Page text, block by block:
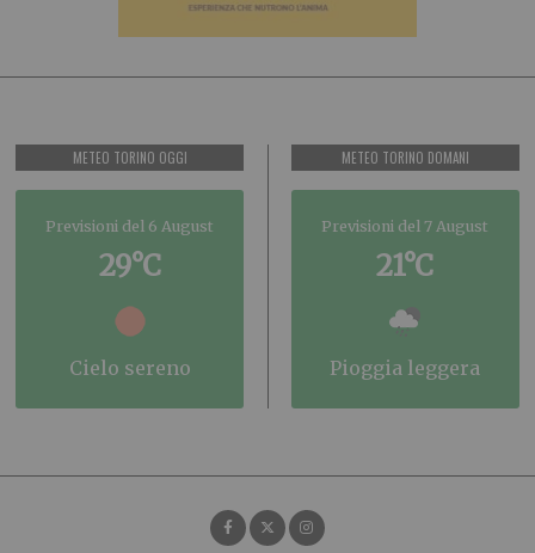
METEO TORINO OGGI
Previsioni del 6 August
29°C
cielo sereno
METEO TORINO DOMANI
Previsioni del 7 August
21°C
pioggia leggera